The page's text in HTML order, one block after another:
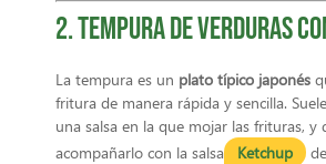
2. Tempura de verduras
La tempura es un plato típico japonés
fritura de manera rápida y sencilla.
una salsa en la que mojar las frituras, y
acompañarlo con la salsa
Ketchup